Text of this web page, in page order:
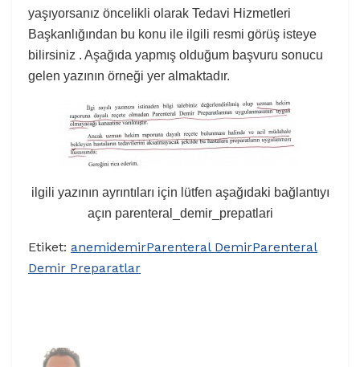
yaşıyorsanız öncelikli olarak Tedavi Hizmetleri
Başkanlığından bu konu ile ilgili resmi görüş isteye
bilirsiniz . Aşağıda yapmış olduğum başvuru sonucu
gelen yazının örneği yer almaktadır.
ilgili yazının ayrıntıları için lütfen aşağıdaki bağlantıyı
açın parenteral_demir_prepatlari
Etiket: anemidemirParenteral DemirParenteral
Demir Preparatlar